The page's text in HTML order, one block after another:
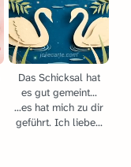
Das Schicksal hat
es gut gemeint...
...es hat mich zu dir
geführt. Ich liebe...